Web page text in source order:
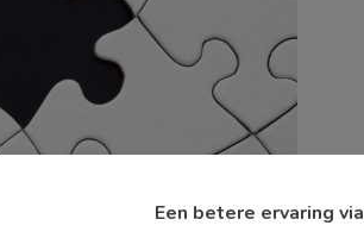
Een betere ervaring